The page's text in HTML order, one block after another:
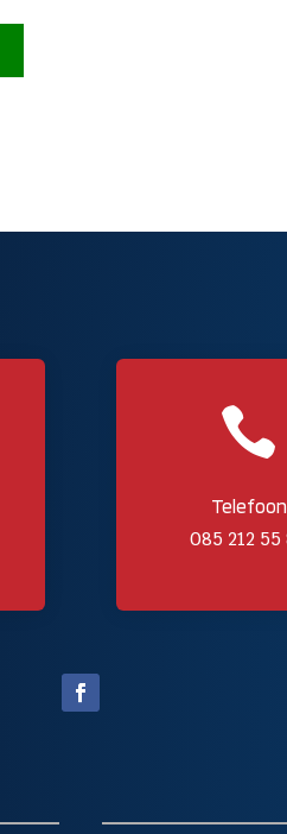

Telefoon
085 212 55